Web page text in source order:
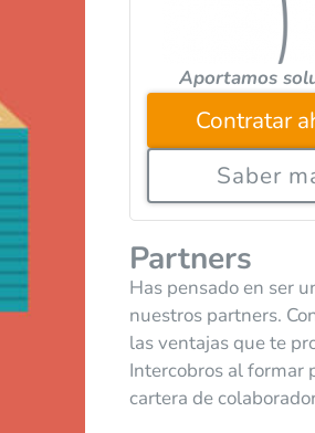
Aportamos
Contratar
Saber
Partners
Has pensado en ser
nuestros partners.
las ventajas que te
Intercobros al formar
cartera de